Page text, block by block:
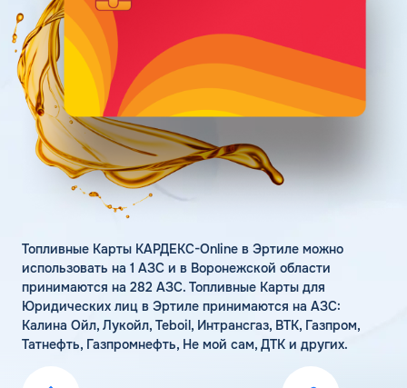
Статьи
Цена бензина и ДТ
Личный кабинет
Карта АЗС
Получить консультацию
Топливные Карты КАРДЕКС-Online в Эртиле можно
использовать на 1 АЗС и в Воронежской области
принимаются на 282 АЗС. Топливные Карты для
Юридических лиц в Эртиле принимаются на АЗС:
Калина Ойл, Лукойл, Teboil, Интрансгаз, ВТК, Газпром,
Татнефть, Газпромнефть, Не мой сам, ДТК и других.